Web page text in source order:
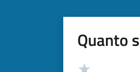
Quanto
Valutazione